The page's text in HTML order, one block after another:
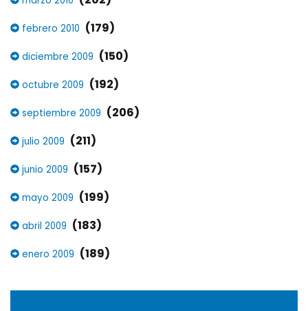
febrero 2010 (179)
diciembre 2009 (150)
octubre 2009 (192)
septiembre 2009 (206)
julio 2009 (211)
junio 2009 (157)
mayo 2009 (199)
abril 2009 (183)
enero 2009 (189)